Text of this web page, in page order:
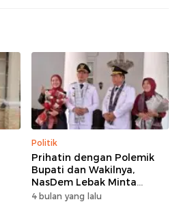
Politik
Prihatin dengan Polemik
Bupati dan Wakilnya,
NasDem Lebak Minta
Saling Introspeksi
4 bulan yang lalu